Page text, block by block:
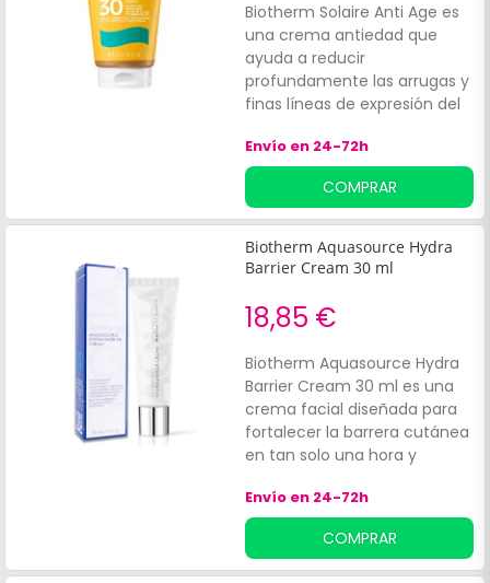
Biotherm Solaire Anti Age es
una crema antiedad que
ayuda a reducir
profundamente las arrugas y
finas líneas de expresión del
maduras y envejecidas, su
fórmula tensora te ayudará a
conseguir una piel más firme
y lisa.*Incluye protección
solar SPF30+ (factor alto),
indicada para pieles sensibles
juventud de tu piel!
Envío en 24-72h
COMPRAR
Biotherm Aquasource Hydra
Barrier Cream 30 ml
18,85 €
Biotherm Aquasource Hydra
Barrier Cream 30 ml es una
crema facial diseñada para
fortalecer la barrera cutánea
en tan solo una hora y
piel en cinco días. Su fórmula
combina:Biotech Plankton™:
compuesto por 35 nutrientes
esenciales.
Envío en 24-72h
COMPRAR